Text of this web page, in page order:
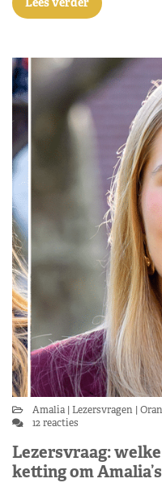
Amalia Lezersvragen
12 reacties
Lezersvraag:
ketting om